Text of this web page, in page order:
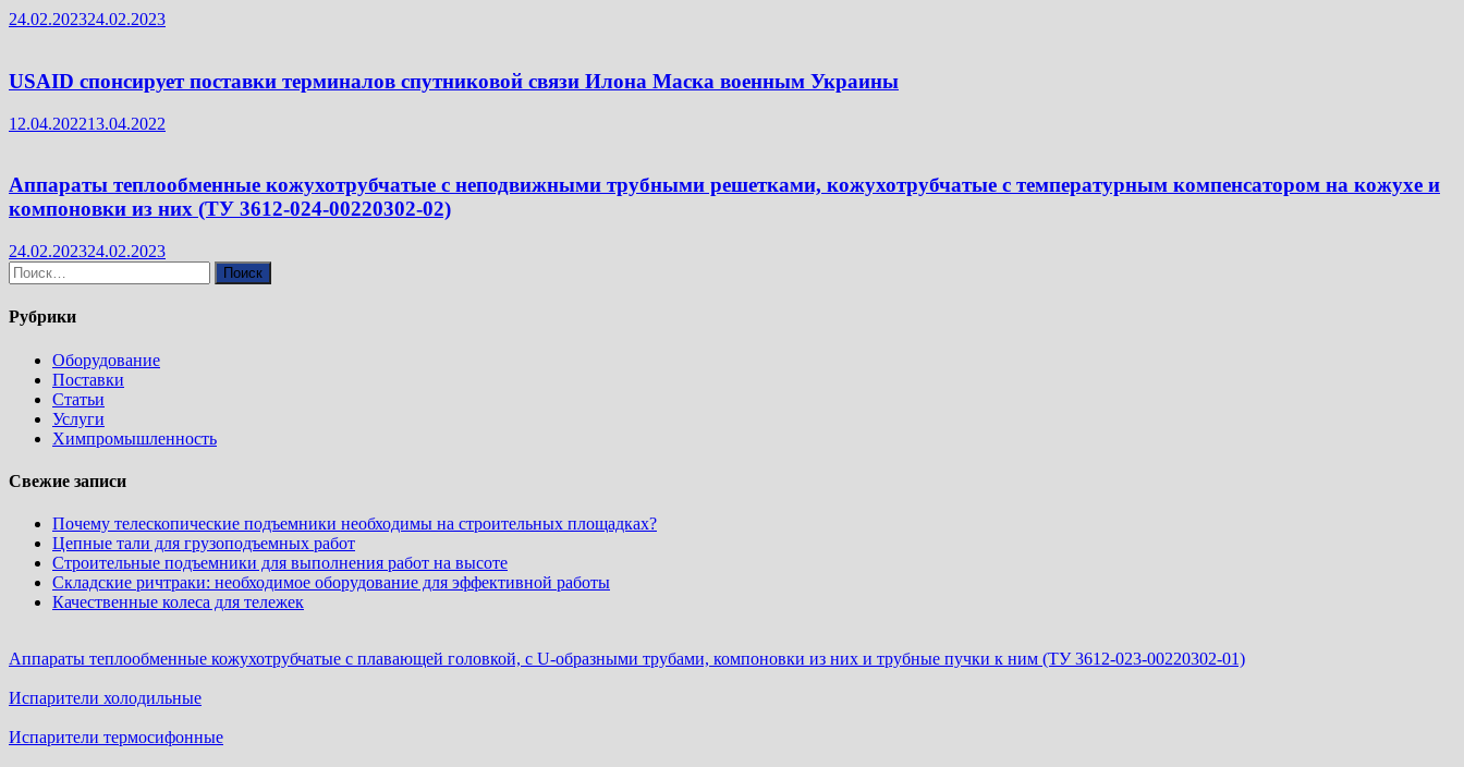
24.02.202324.02.2023
USAID спонсирует поставки терминалов спутниковой связи Илона Маска военным Украины
12.04.202213.04.2022
Аппараты теплообменные кожухотрубчатыe с неподвижными трубными решетками, кожухотрубчатые с температурным компенсатором на кожухе и
компоновки из них (ТУ 3612-024-00220302-02)
24.02.202324.02.2023
Найти:
Рубрики
Оборудование
Поставки
Статьи
Услуги
Химпромышленность
Свежие записи
Почему телескопические подъемники необходимы на строительных площадках?
Цепные тали для грузоподъемных работ
Строительные подъемники для выполнения работ на высоте
Складские ричтраки: необходимое оборудование для эффективной работы
Качественные колеса для тележек
Аппараты теплообменные кожухотрубчатые c плавающей головкой, с U-образными трубами, компоновки из них и трубные пучки к ним (ТУ 3612-023-00220302-01)
Испарители холодильные
Испарители термосифонные